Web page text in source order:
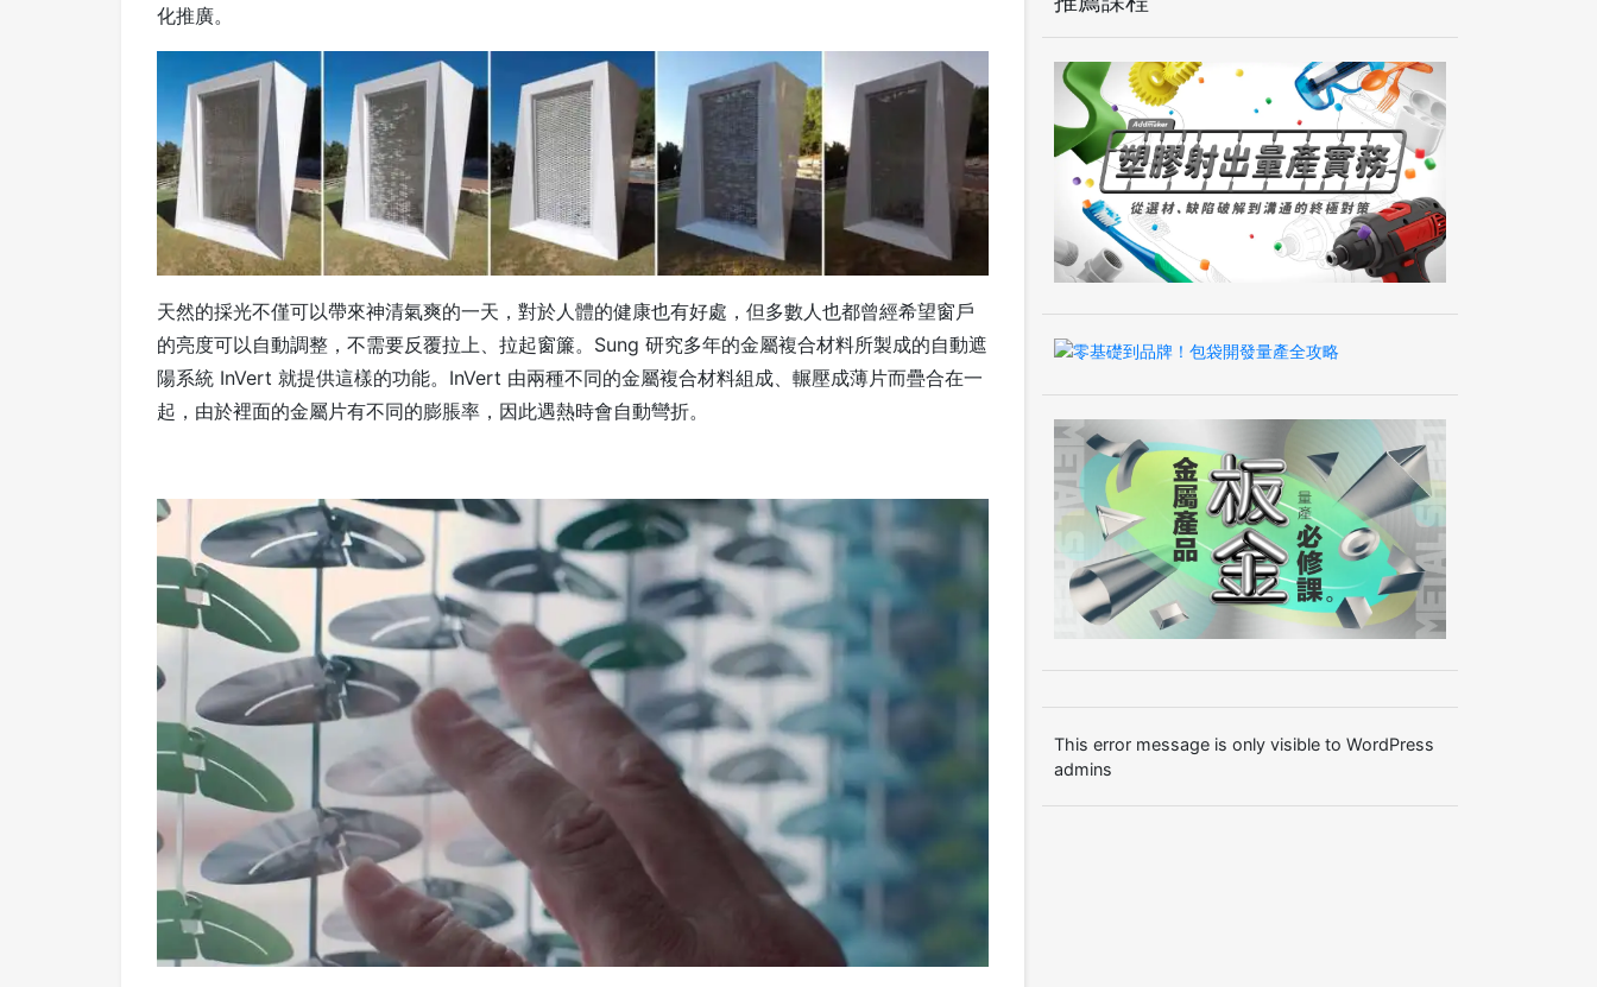
化推廣。
天然的採光不僅可以帶來神清氣爽的一天，對於人體的健康也有好處，但多數人也都曾經希望窗戶
的亮度可以自動調整，不需要反覆拉上、拉起窗簾。Sung 研究多年的金屬複合材料所製成的自動遮
陽系統 InVert 就提供這樣的功能。InVert 由兩種不同的金屬複合材料組成、輾壓成薄片而疊合在一
起，由於裡面的金屬片有不同的膨脹率，因此遇熱時會自動彎折。
This error message is only visible to WordPress
admins